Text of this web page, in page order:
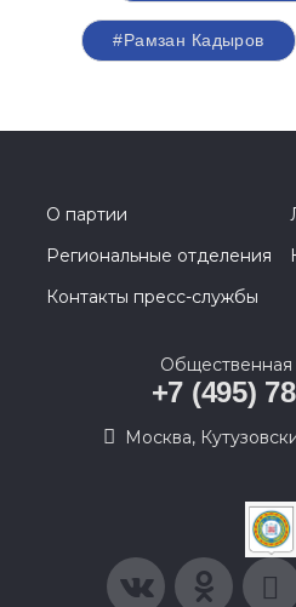
#Рамзан Кадыров
О партии
Региональные отделения
Контакты пресс-службы
+7 (495)
Москва,